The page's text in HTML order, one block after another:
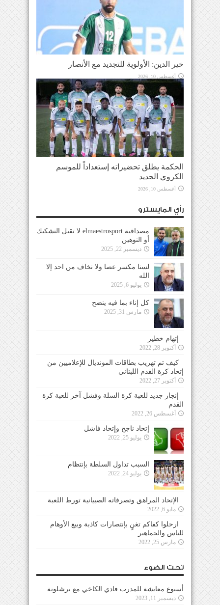
خير الدين: الأولوية للتجديد مع الأنصار
أغسطس 10, 2026
الحكمة يطلق تحضيراته إستعداداً للموسم
الكروي الجديد
أغسطس 10, 2026
رأي المايسترو
مصداقية elmaestrosport لا تقبل التشكيك
أو التوهين
ديسمبر 22, 2025
لسنا مكسر عصا ولا نخاف من احد إلا
الله
يوليو 6, 2025
كل إناء بما فيه ينضح
مارس 31, 2025
إتهام خطير
أكتوبر 28, 2022
كيف تم تهريب بطاقات المونديال للإعلاميين من
إتحاد كرة القدم اللبناني
أكتوبر 27, 2022
إنجاز جديد للعبة كرة السلة وفشل آخر للعبة كرة
القدم
أغسطس 26, 2022
إتحاد ناجح وإتحاد فاشل
يوليو 25, 2022
السبب تداول السلطة بإنتظام
يوليو 24, 2022
الإتحاد المراهق وتصرفاته الصبيانية تورط اللعبة
مايو 6, 2022
ارحلوا كفاكم تغنٍ بإنتصارات كاذبة وبيع الأوهام
للناس والجماهير
مارس 25, 2022
تحت الضوء
أسبوع معايشة للمدرب فادي الكاخي مع برشلونة
ديسمبر 11, 2023